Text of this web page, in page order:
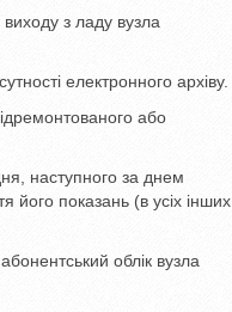
з ладу вузла
електронного архіву.
або
наступного за днем
його показань (в усіх інших
облік вузла